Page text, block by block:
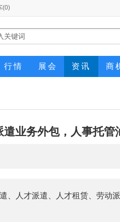
(0)
行情 展会 资讯 商
遣业务外包，人事托管
、人才派遣、人才租赁、劳动